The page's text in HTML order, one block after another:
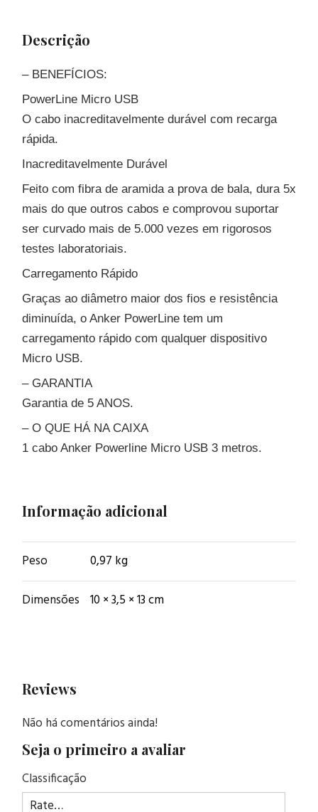
Descrição
– BENEFÍCIOS:
PowerLine Micro USB
O cabo inacreditavelmente durável com recarga
rápida.
Inacreditavelmente Durável
Feito com fibra de aramida a prova de bala, dura 5x
mais do que outros cabos e comprovou suportar
ser curvado mais de 5.000 vezes em rigorosos
testes laboratoriais.
Carregamento Rápido
Graças ao diâmetro maior dos fios e resistência
diminuída, o Anker PowerLine tem um
carregamento rápido com qualquer dispositivo
Micro USB.
– GARANTIA
Garantia de 5 ANOS.
– O QUE HÁ NA CAIXA
1 cabo Anker Powerline Micro USB 3 metros.
Informação adicional
Peso 0,97 kg
Dimensões 10 × 3,5 × 13 cm
Reviews
Não há comentários ainda!
Seja o primeiro a avaliar
Classificação